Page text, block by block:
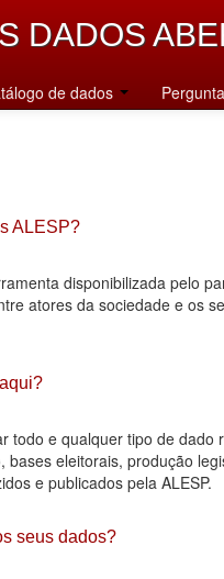
DADOS
de dados
ALESP?
disponibilizada pelo
atores da sociedade e os
todo e qualquer tipo de
eleitorais, produção
e publicados pela ALESP.
seus dados?